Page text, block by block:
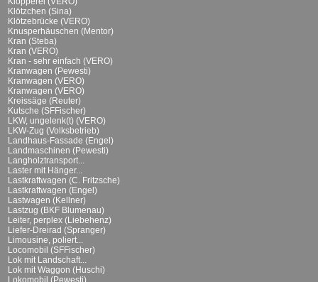
Klötzchen (Sina)
Klötzebrücke (VERO)
Knusperhäuschen (Mentor)
Kran (Steba)
Kran (VERO)
Kran - sehr einfach (VERO)
Kranwagen (Pewesti)
Kranwagen (VERO)
Kranwagen (VERO)
Kreissäge (Reuter)
Kutsche (SFFischer)
LKW, ungelenk(t) (VERO)
LKW-Zug (Volksbetrieb)
Landhaus-Fassade (Engel)
Landmaschinen (Pewesti)
Langholztransport...
Laster mit Hänger...
Lastkraftwagen (C. Fritzsche)
Lastkraftwagen (Engel)
Lastwagen (Kellner)
Lastzug (BKF Blumenau)
Leiter, perplex (Liebehenz)
Liefer-Dreirad (Spranger)
Limousine, poliert...
Locomobil (SFFischer)
Lok mit Landschaft...
Lok mit Waggon (Huschi)
Lokomobil (Pewesti)